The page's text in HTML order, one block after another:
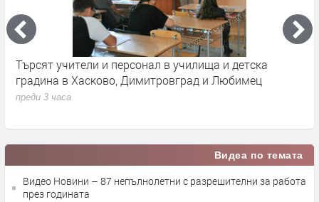
Повдигнаха обвинение на 18-годишния за
убийството на чичо си
преди 4 часа
Видеа по темата
Видео Новини – 87 непълнолетни с разрешителни за работа
през годината